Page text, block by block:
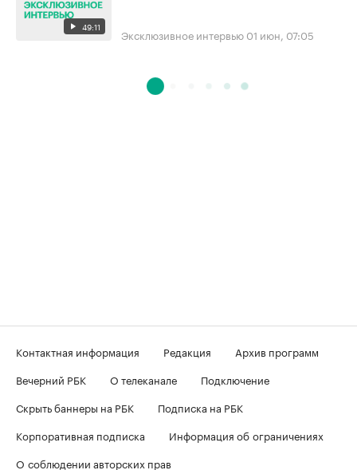
49:11 Эксклюзивное интервью 01 июн, 07:05
Контактная информация Редакция
Архив программ
Вечерний РБК
О телеканале
Подключение
Скрыть баннеры на РБК
Подписка на РБК
Корпоративная подписка
Информация об ограничениях
О соблюдении авторских прав